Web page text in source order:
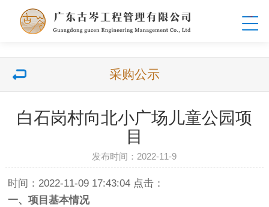
采购公示
白石岗村向北小广场儿童公园项
目
发布时间：2022-11-9
时间：2022-11-09 17:43:04 点击：
一、项目基本情况